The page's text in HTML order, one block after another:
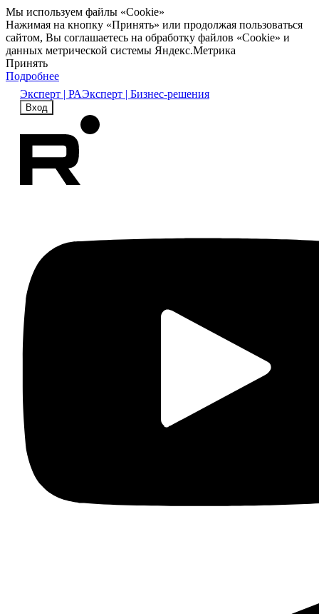
Мы используем файлы «Cookie»
Нажимая на кнопку «Принять» или продолжая пользоваться
сайтом, Вы соглашаетесь на обработку файлов «Cookie» и
данных метрической системы Яндекс.Метрика
Принять
Подробнее
Эксперт | РАЭксперт | Бизнес-решения
Вход